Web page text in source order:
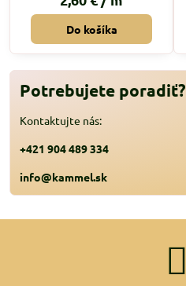
Do košíka
Potrebujete poradiť?
Kontaktujte nás:
+421 904 489 334
info@kammel.sk